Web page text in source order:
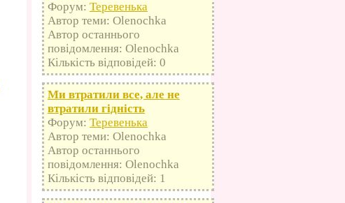
Форум: Теревенька
Автор теми: Olenochka
Автор останнього
повідомлення: Olenochka
Кількість відповідей: 0
Ми втратили все, але не
втратили гідність
Форум: Теревенька
Автор теми: Olenochka
Автор останнього
повідомлення: Olenochka
Кількість відповідей: 1